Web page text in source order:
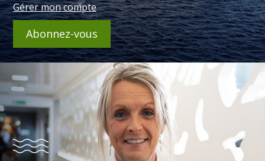
Gérer mon compte
Abonnez-vous